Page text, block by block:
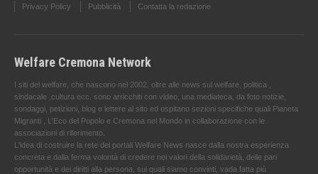
Privacy Policy
Pubblicità Contatta la redazione
Welfare Cremona Network
I siti del welfare, che nascono nel 2002, oltre alle news sul welfare, politica ,
sindacale ,cultura ecc. sono arricchiti con video, una mediateca, da foto notizie,
sondaggi, petizioni, blog e lettere al sito ed ospitano sezioni specifiche quali Pianeta
Migranti , L'Eco del Popolo e Cremona nel Mondo in collaborazione con le
associazioni di riferimento.
L'idea di costruire la rete dei portali Welfare News nasce dalla nostra esperienza
concreta e dalla ferma volontà di credere nei valori della solidarietà, delle pari
opportunità e dei diritti alla persona, sui quali siamo convinti, vada fatta più